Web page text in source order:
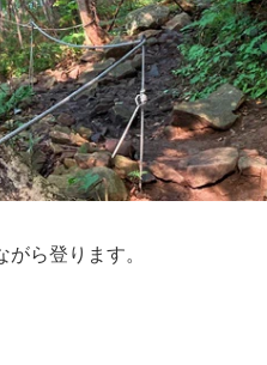
ら登ります。